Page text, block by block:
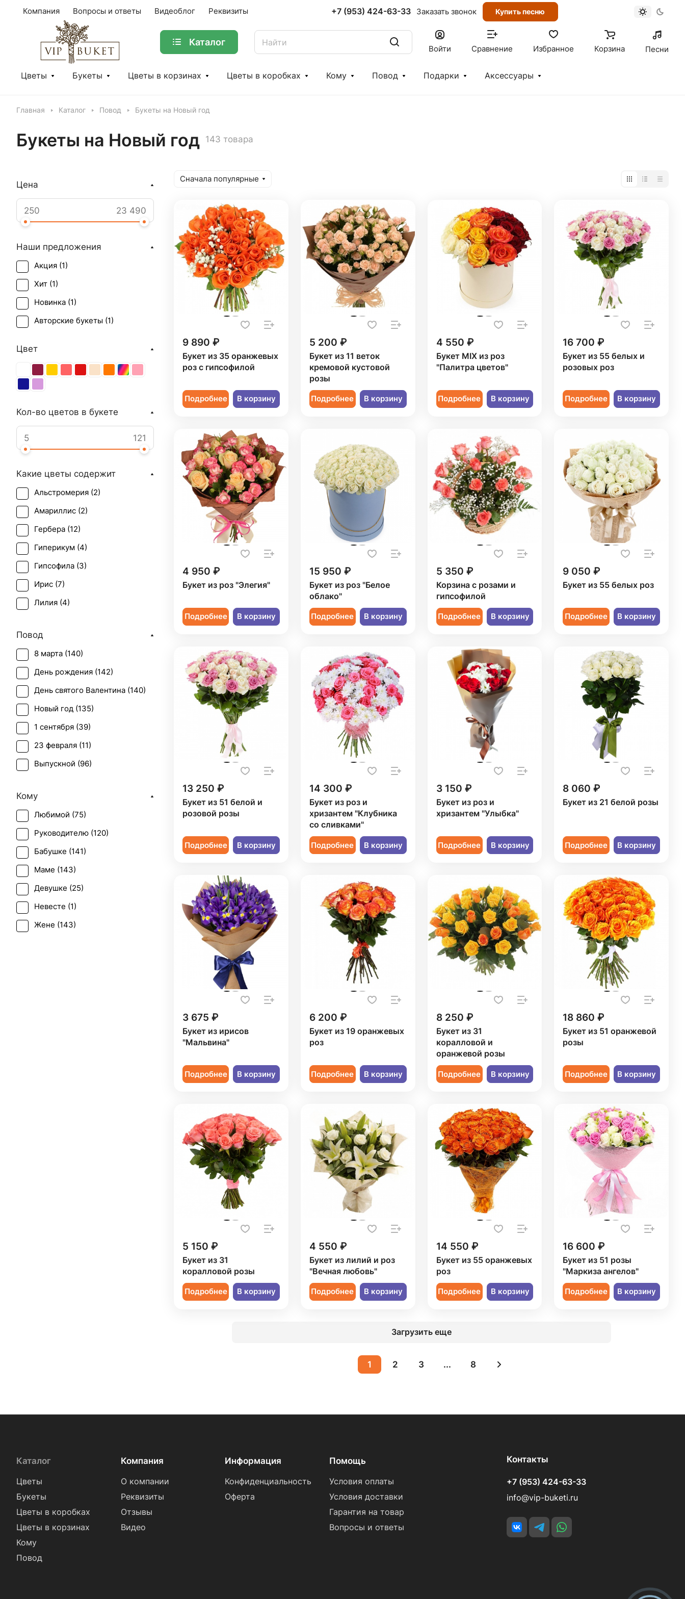
Компания Вопросы и ответы Видеоблог Реквизиты +7 (953) 424-63-33 Заказать звонок Купить песню
Каталог
Войти Сравнение Избранное Корзина Песни
Цветы Букеты Цветы в корзинах Цветы в коробках Кому Повод Подарки Аксессуары
Главная Каталог Повод Букеты на Новый год
Букеты на Новый год 143 товара
Сначала популярные
9 890 ₽
Букет из 35 оранжевых
роз с гипсофилой
Подробнее В корзину
5 200 ₽
Букет из 11 веток
кремовой кустовой
розы
Подробнее В корзину
4 550 ₽
Букет MIX из роз
"Палитра цветов"
Подробнее В корзину
16 700 ₽
Букет из 55 белых и
розовых роз
Подробнее В корзину
4 950 ₽
Букет из роз "Элегия"
Подробнее В корзину
15 950 ₽
Букет из роз "Белое
облако"
Подробнее В корзину
5 350 ₽
Корзина с розами и
гипсофилой
Подробнее В корзину
9 050 ₽
Букет из 55 белых роз
Подробнее В корзину
13 250 ₽
Букет из 51 белой и
розовой розы
Подробнее В корзину
14 300 ₽
Букет из роз и
хризантем "Клубника
со сливками"
Подробнее В корзину
3 150 ₽
Букет из роз и
хризантем "Улыбка"
Подробнее В корзину
8 060 ₽
Букет из 21 белой розы
Подробнее В корзину
3 675 ₽
Букет из ирисов
"Мальвина"
Подробнее В корзину
6 200 ₽
Букет из 19 оранжевых
роз
Подробнее В корзину
8 250 ₽
Букет из 31
коралловой и
оранжевой розы
Подробнее В корзину
18 860 ₽
Букет из 51 оранжевой
розы
Подробнее В корзину
5 150 ₽
Букет из 31
коралловой розы
Подробнее В корзину
4 550 ₽
Букет из лилий и роз
"Вечная любовь"
Подробнее В корзину
14 550 ₽
Букет из 55 оранжевых
роз
Подробнее В корзину
16 600 ₽
Букет из 51 розы
"Маркиза ангелов"
Подробнее В корзину
Загрузить еще
1 2 3 ... 8
Цена
Наши предложения
Акция (1)
Хит (1)
Новинка (1)
Авторские букеты (1)
Цвет
Кол-во цветов в букете
Какие цветы содержит
Альстромерия (2)
Амариллис (2)
Гербера (12)
Гиперикум (4)
Гипсофила (3)
Ирис (7)
Лилия (4)
Роза кустовая (
Статица (1)
Танацетум (1)
Тюльпан (13)
Хризантема (11)
Повод
8 марта (140)
День рождения (142)
День святого Валентина (140)
Новый год (135)
1 сентября (39)
23 февраля (11)
Выпускной (96)
День учителя (
Пасха (33 )
Первое свидание (120
Последний звонок (
Рождение ребенка (
Рождество (134
Свадьба (3)
Татьянин день (
Кому
Любимой (75)
Руководителю (120)
Бабушке (141)
Маме (143)
Девушке (25)
Невесте (1)
Жене (143)
Каталог
Цветы
Букеты
Цветы в коробках
Цветы в корзинах
Кому
Повод
Компания
О компании
Реквизиты
Отзывы
Видео
Информация
Конфиденциальность
Оферта
Помощь
Условия оплаты
Условия доставки
Гарантия на товар
Вопросы и ответы
Контакты
+7 (953) 424-63-33
info@vip-buketi.ru